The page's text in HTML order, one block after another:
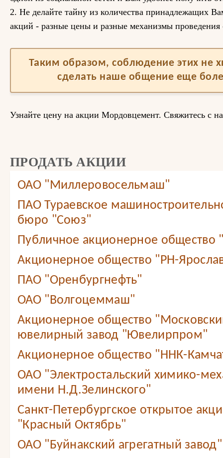
2. Не делайте тайну из количества принадлежащих
акций - разные цены и разные механизмы проведения
Таким образом, соблюдение этих не
сделать наше общение еще
Узнайте цену на акции Мордовцемент. Свяжитесь с
ПРОДАТЬ АКЦИИ
ОАО "Миллеровосельмаш"
ПАО Тураевское
бюро "Союз"
Публичное акционерное общество
Акционерное общество "РН-
ПАО "Оренбургнефть"
ОАО "Волгоцеммаш"
Акционерное общество
ювелирный завод "Ювелирпром"
Акционерное общество "ННК-
ОАО "Электростальский химико-
имени Н.Д.Зелинского"
Санкт-Петербургское открытое
"Красный Октябрь"
ОАО "Буйнакский агрегатный завод"